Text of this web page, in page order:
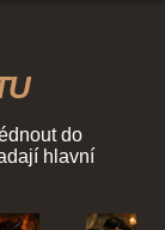
do
hlavní